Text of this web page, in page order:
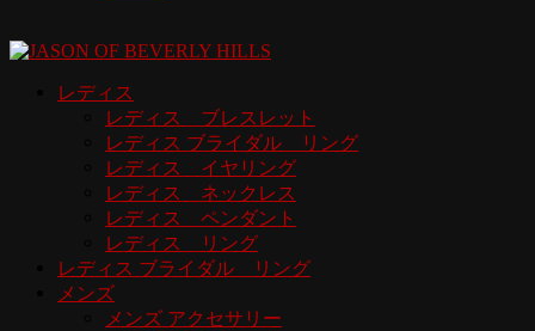
レディス
レディス ブレスレット
レディス ブライダル リング
レディス イヤリング
レディス ネックレス
レディス ペンダント
レディス リング
レディス ブライダル リング
メンズ
メンズ アクセサリー